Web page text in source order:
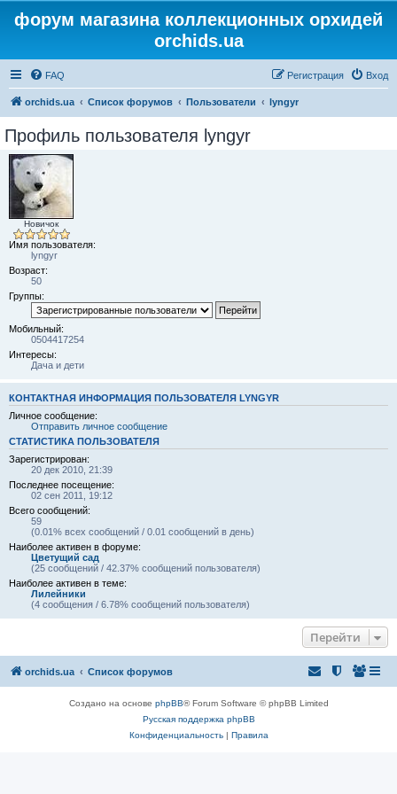
форум магазина коллекционных орхидей
orchids.ua
FAQ Вход
Регистрация
orchids.ua Список форумов Пользователи lyngyr
Профиль пользователя lyngyr
Новичок
Имя пользователя:
lyngyr
Возраст:
50
Группы:
Мобильный:
0504417254
Интересы:
Дача и дети
КОНТАКТНАЯ ИНФОРМАЦИЯ ПОЛЬЗОВАТЕЛЯ LYNGYR
Личное сообщение:
Отправить личное сообщение
СТАТИСТИКА ПОЛЬЗОВАТЕЛЯ
Зарегистрирован:
20 дек 2010, 21:39
Последнее посещение:
02 сен 2011, 19:12
Всего сообщений:
59
(0.01% всех сообщений / 0.01 сообщений в день)
Наиболее активен в форуме:
Цветущий сад
(25 сообщений / 42.37% сообщений пользователя)
Наиболее активен в теме:
Лилейники
(4 сообщения / 6.78% сообщений пользователя)
Перейти
orchids.ua Список форумов
Создано на основе phpBB® Forum Software © phpBB Limited
Русская поддержка phpBB
Конфиденциальность| Правила